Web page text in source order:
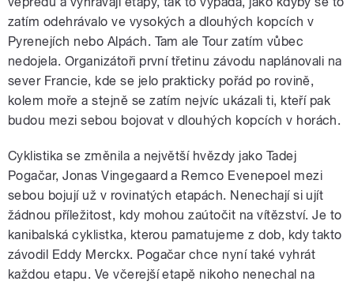
zatím odehrávalo ve vysokých a dlouhých kopcích v
Pyrenejích nebo Alpách. Tam ale Tour zatím vůbec
nedojela. Organizátoři první třetinu závodu naplánovali na
sever Francie, kde se jelo prakticky pořád po rovině,
kolem moře a stejně se zatím nejvíc ukázali ti, kteří pak
budou mezi sebou bojovat v dlouhých kopcích v horách.
Cyklistika se změnila a největší hvězdy jako Tadej
Pogačar, Jonas Vingegaard a Remco Evenepoel mezi
sebou bojují už v rovinatých etapách. Nenechají si ujít
žádnou příležitost, kdy mohou zaútočit na vítězství. Je to
kanibalská cyklistka, kterou pamatujeme z dob, kdy takto
závodil Eddy Merckx. Pogačar chce nyní také vyhrát
každou etapu. Ve včerejší etapě nikoho nenechal na